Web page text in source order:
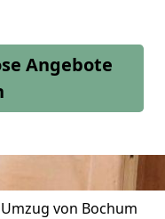
Angebote
Umzug von Bochum